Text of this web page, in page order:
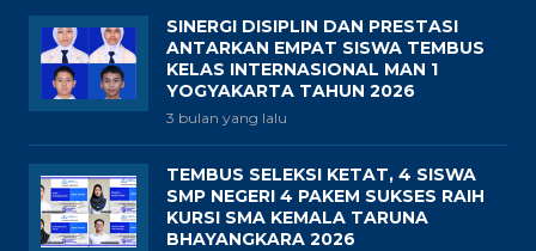
SINERGI DISIPLIN DAN PRESTASI
ANTARKAN EMPAT SISWA TEMBUS
KELAS INTERNASIONAL MAN 1
YOGYAKARTA TAHUN 2026
3 bulan yang lalu
TEMBUS SELEKSI KETAT, 4 SISWA
SMP NEGERI 4 PAKEM SUKSES RAIH
KURSI SMA KEMALA TARUNA
BHAYANGKARA 2026